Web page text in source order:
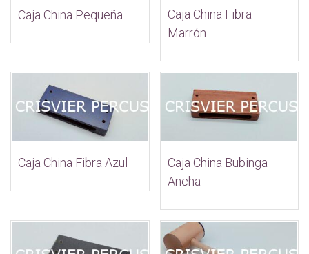
Caja China Pequeña
Caja China Fibra
Marrón
Caja China Fibra Azul
Caja China Bubinga
Ancha